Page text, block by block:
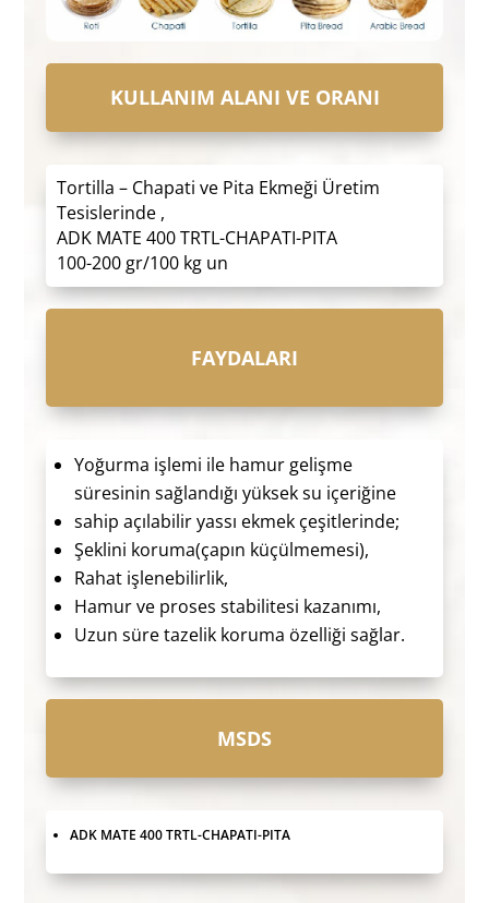
KULLANIM ALANI VE ORANI
Tortilla – Chapati ve Pita Ekmeği Üretim
Tesislerinde ,
ADK MATE 400 TRTL-CHAPATI-PITA
100-200 gr/100 kg un
FAYDALARI
Yoğurma işlemi ile hamur gelişme
süresinin sağlandığı yüksek su içeriğine
sahip açılabilir yassı ekmek çeşitlerinde;
Şeklini koruma(çapın küçülmemesi),
Rahat işlenebilirlik,
Hamur ve proses stabilitesi kazanımı,
Uzun süre tazelik koruma özelliği sağlar.
MSDS
ADK MATE 400 TRTL-CHAPATI-PITA